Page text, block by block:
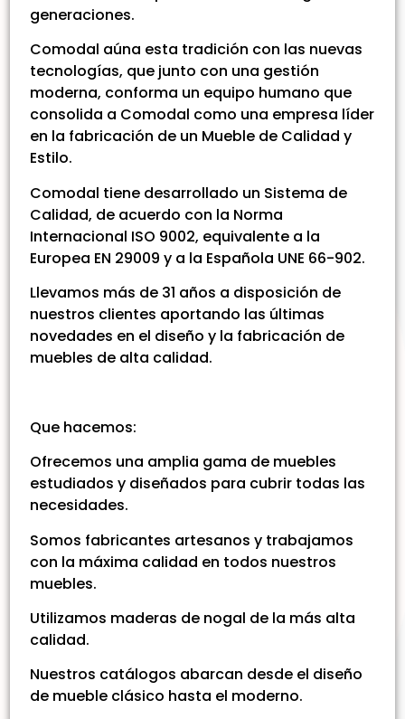
generaciones.
Comodal aúna esta tradición con las nuevas
tecnologías, que junto con una gestión
moderna, conforma un equipo humano que
consolida a Comodal como una empresa líder
en la fabricación de un Mueble de Calidad y
Estilo.
Comodal tiene desarrollado un Sistema de
Calidad, de acuerdo con la Norma
Internacional ISO 9002, equivalente a la
Europea EN 29009 y a la Española UNE 66-902.
Llevamos más de 31 años a disposición de
nuestros clientes aportando las últimas
novedades en el diseño y la fabricación de
muebles de alta calidad.
Que hacemos:
Ofrecemos una amplia gama de muebles
estudiados y diseñados para cubrir todas las
necesidades.
Somos fabricantes artesanos y trabajamos
con la máxima calidad en todos nuestros
muebles.
Utilizamos maderas de nogal de la más alta
calidad.
Nuestros catálogos abarcan desde el diseño
de mueble clásico hasta el moderno.